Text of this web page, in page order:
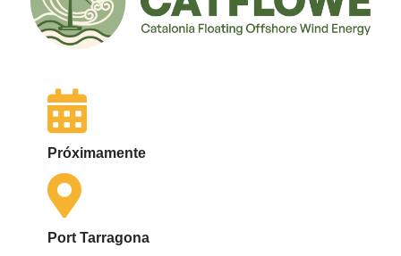
Próximamente
Port Tarragona